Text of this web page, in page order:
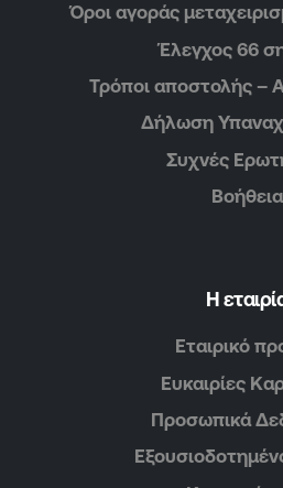
Όροι αγοράς
Έλεγχος 66
Τρόποι αποστολής –
Δήλωση
Συχνές
Βοήθεια
Η
Εταιρικό
Ευκαιρίες
Προσωπικά